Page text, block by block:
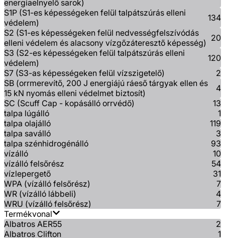
energiaelnyelő sarok)
S1P (S1-es képességeken felül talpátszúrás elleni
védelem)
134
S2 (S1-es képességeken felül nedvességfelszívódás
elleni védelem és alacsony vízgőzáteresztő képesség) 20
S3 (S2-es képességeken felül talpátszúrás elleni
védelem)
120
S7 (S3-as képességeken felül vízszigetelő)
2
SB (orrmerevítő, 200 J energiájú ráeső tárgyak ellen és
15 kN nyomás elleni védelmet biztosít)
4
SC (Scuff Cap - kopásálló orrvédő)
13
talpa lúgálló
1
talpa olajálló
119
talpa saválló
3
talpa szénhidrogénálló
93
vízálló
10
vízálló felsőrész
54
vízlepergető
31
WPA (vízálló felsőrész)
7
WR (vízálló lábbeli)
4
WRU (vízálló felsőrész)
7
Termékvonal
Albatros AER55
2
Albatros Clifton
1